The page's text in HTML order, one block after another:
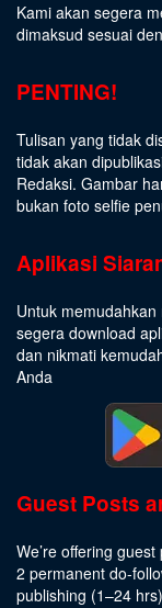
Kami akan segera
dimaksud sesuai
PENTING!
Tulisan yang tidak
tidak akan
Redaksi. Gambar
bukan foto selfie
Aplikasi
Untuk
segera download
dan nikmati
Anda
Guest Posts
We’re offering
2 permanent do-
publishing (1–24